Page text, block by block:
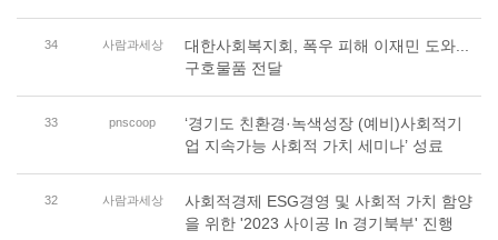
34 사람과세상
대한사회복지회, 폭우 피해 이재민 도와...
구호물품 전달
33 pnscoop
‘경기도 친환경·녹색성장 (예비)사회적기
업 지속가능 사회적 가치 세미나’ 성료
32 사람과세상
사회적경제 ESG경영 및 사회적 가치 함양
을 위한 '2023 사이공 In 경기북부' 진행